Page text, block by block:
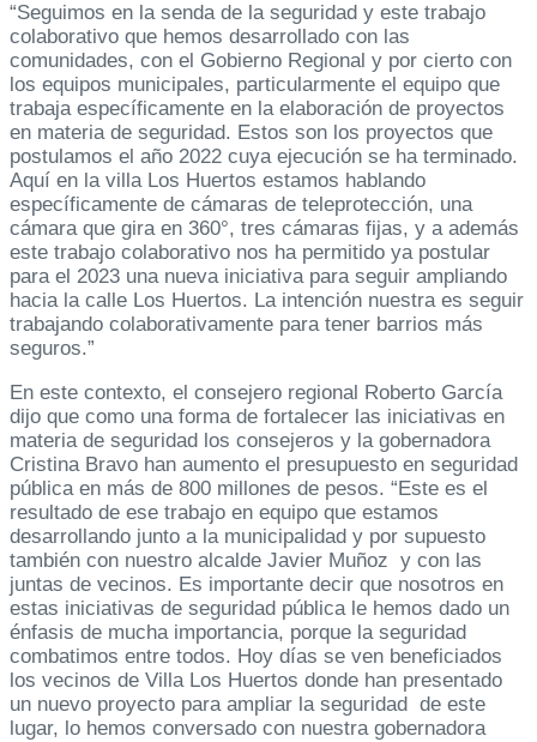
“Seguimos en la senda de la seguridad y este trabajo
colaborativo que hemos desarrollado con las
comunidades, con el Gobierno Regional y por cierto con
los equipos municipales, particularmente el equipo que
trabaja específicamente en la elaboración de proyectos
en materia de seguridad. Estos son los proyectos que
postulamos el año 2022 cuya ejecución se ha terminado.
Aquí en la villa Los Huertos estamos hablando
específicamente de cámaras de teleprotección, una
cámara que gira en 360°, tres cámaras fijas, y a además
este trabajo colaborativo nos ha permitido ya postular
para el 2023 una nueva iniciativa para seguir ampliando
hacia la calle Los Huertos. La intención nuestra es seguir
trabajando colaborativamente para tener barrios más
seguros.”
En este contexto, el consejero regional Roberto García
dijo que como una forma de fortalecer las iniciativas en
materia de seguridad los consejeros y la gobernadora
Cristina Bravo han aumento el presupuesto en seguridad
pública en más de 800 millones de pesos. “Este es el
resultado de ese trabajo en equipo que estamos
desarrollando junto a la municipalidad y por supuesto
también con nuestro alcalde Javier Muñoz y con las
juntas de vecinos. Es importante decir que nosotros en
estas iniciativas de seguridad pública le hemos dado un
énfasis de mucha importancia, porque la seguridad
combatimos entre todos. Hoy días se ven beneficiados
los vecinos de Villa Los Huertos donde han presentado
un nuevo proyecto para ampliar la seguridad de este
lugar, lo hemos conversado con nuestra gobernadora